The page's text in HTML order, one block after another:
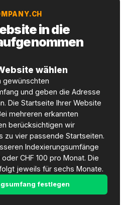
in die
wählen
gewünschten
und geben die Adresse
Die Startseite Ihrer Website
mehreren erkannten
berücksichtigen wir
zu vier passende Startseiten.
Indexierungsumfänge
CHF 100 pro Monat. Die
jeweils für sechs Monate.
festlegen